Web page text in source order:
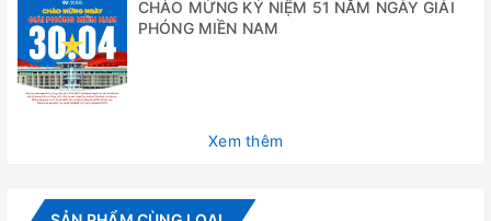
thiết bị
Cung cấp bao gồm:
CHÀO MỪNG KỶ NIỆM 51 NĂM NGÀY GIẢI
PHÓNG MIỀN NAM
Xem thêm